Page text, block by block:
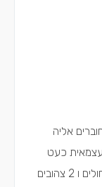
אליה
כעט
המנורה נותקה ונשארו 2 כבלים חומים 2 כחולים ו 2 צהובים